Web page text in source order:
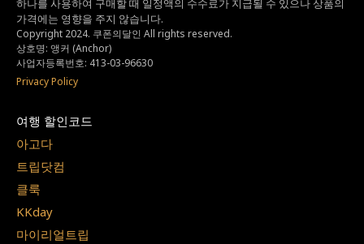
하나를 사용하여 구매할 때 일정액의 수수료가 지급될 수 있으나상품의
가격에는 영향을 주지 않습니다.
Copyright 2024. 쿠폰의달인 All rights reserved.
상호명: 앵커 (Anchor)
사업자등록번호: 413-03-96630
Privacy Policy
여행 할인코드
아고다
트립닷컴
클룩
KKday
마이리얼트립